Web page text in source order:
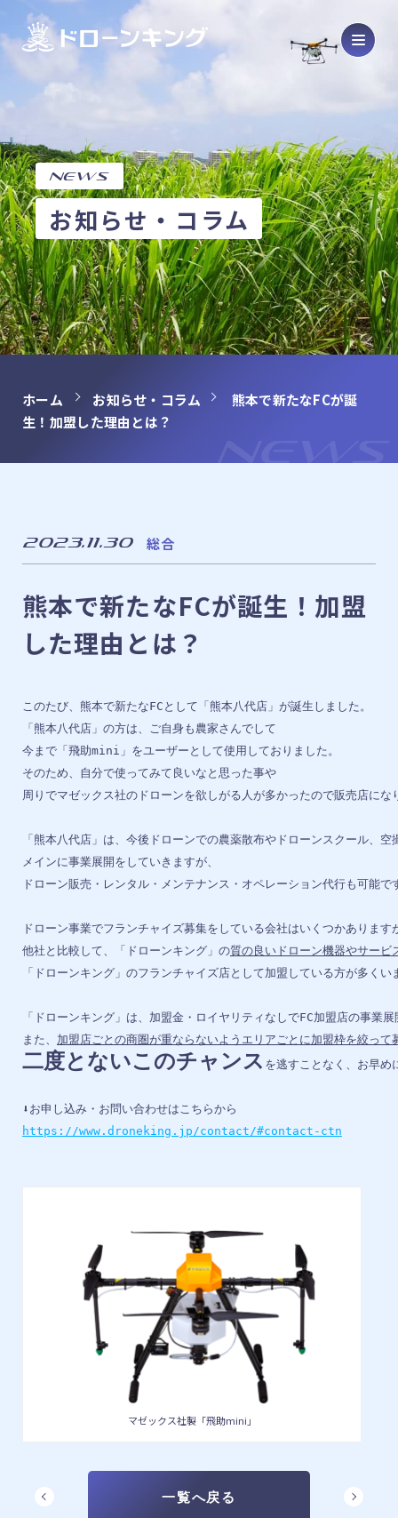
ドローン販売・メンテナンス
SCHOOL
ドローンスクール
COURSE
OPERATION オペレーション代行
HOME
ホーム
ABOUT
会社概要
BASE
拠点情報
franchise
NEWS
お知らせ・コラム
LINEでのお問い合わせ
CONTACT
NEWS
お知らせ・コラム
ホーム お知らせ・コラム
熊本で新たなFCが誕
生！加盟した理由とは？
2023.11.30 総合
熊本で新たなFCが誕生！加盟
した理由とは？
このたび、熊本で新たなFCとして「熊本八代店」が誕生しました。
「熊本八代店」の方は、ご自身も農家さんでして
今まで「飛助mini」をユーザーとして使用しておりました。
そのため、自分で使ってみて良いなと思った事や
周りでマゼックス社のドローンを欲しがる人が多かったので販売店にな
「熊本八代店」は、今後ドローンでの農薬散布やドローンスクール、
メインに事業展開をしていきますが、
ドローン販売・レンタル・メンテナンス・オペレーション代行も可能
ドローン事業でフランチャイズ募集をしている会社はいくつかありま
他社と比較して、「ドローンキング」の質の良いドローン機器やサービ
「ドローンキング」のフランチャイズ店として加盟している方が多くい
「ドローンキング」は、加盟金・ロイヤリティなしでFC加盟店の事
また、 加盟店ごとの商圏が重ならないようエリアごとに加盟枠を絞って
二度とないこのチャンス を逃すことなく、お早め
https://www.droneking.jp/contact/#contact-ctn
マゼックス社製「飛助mini」
一覧へ戻る